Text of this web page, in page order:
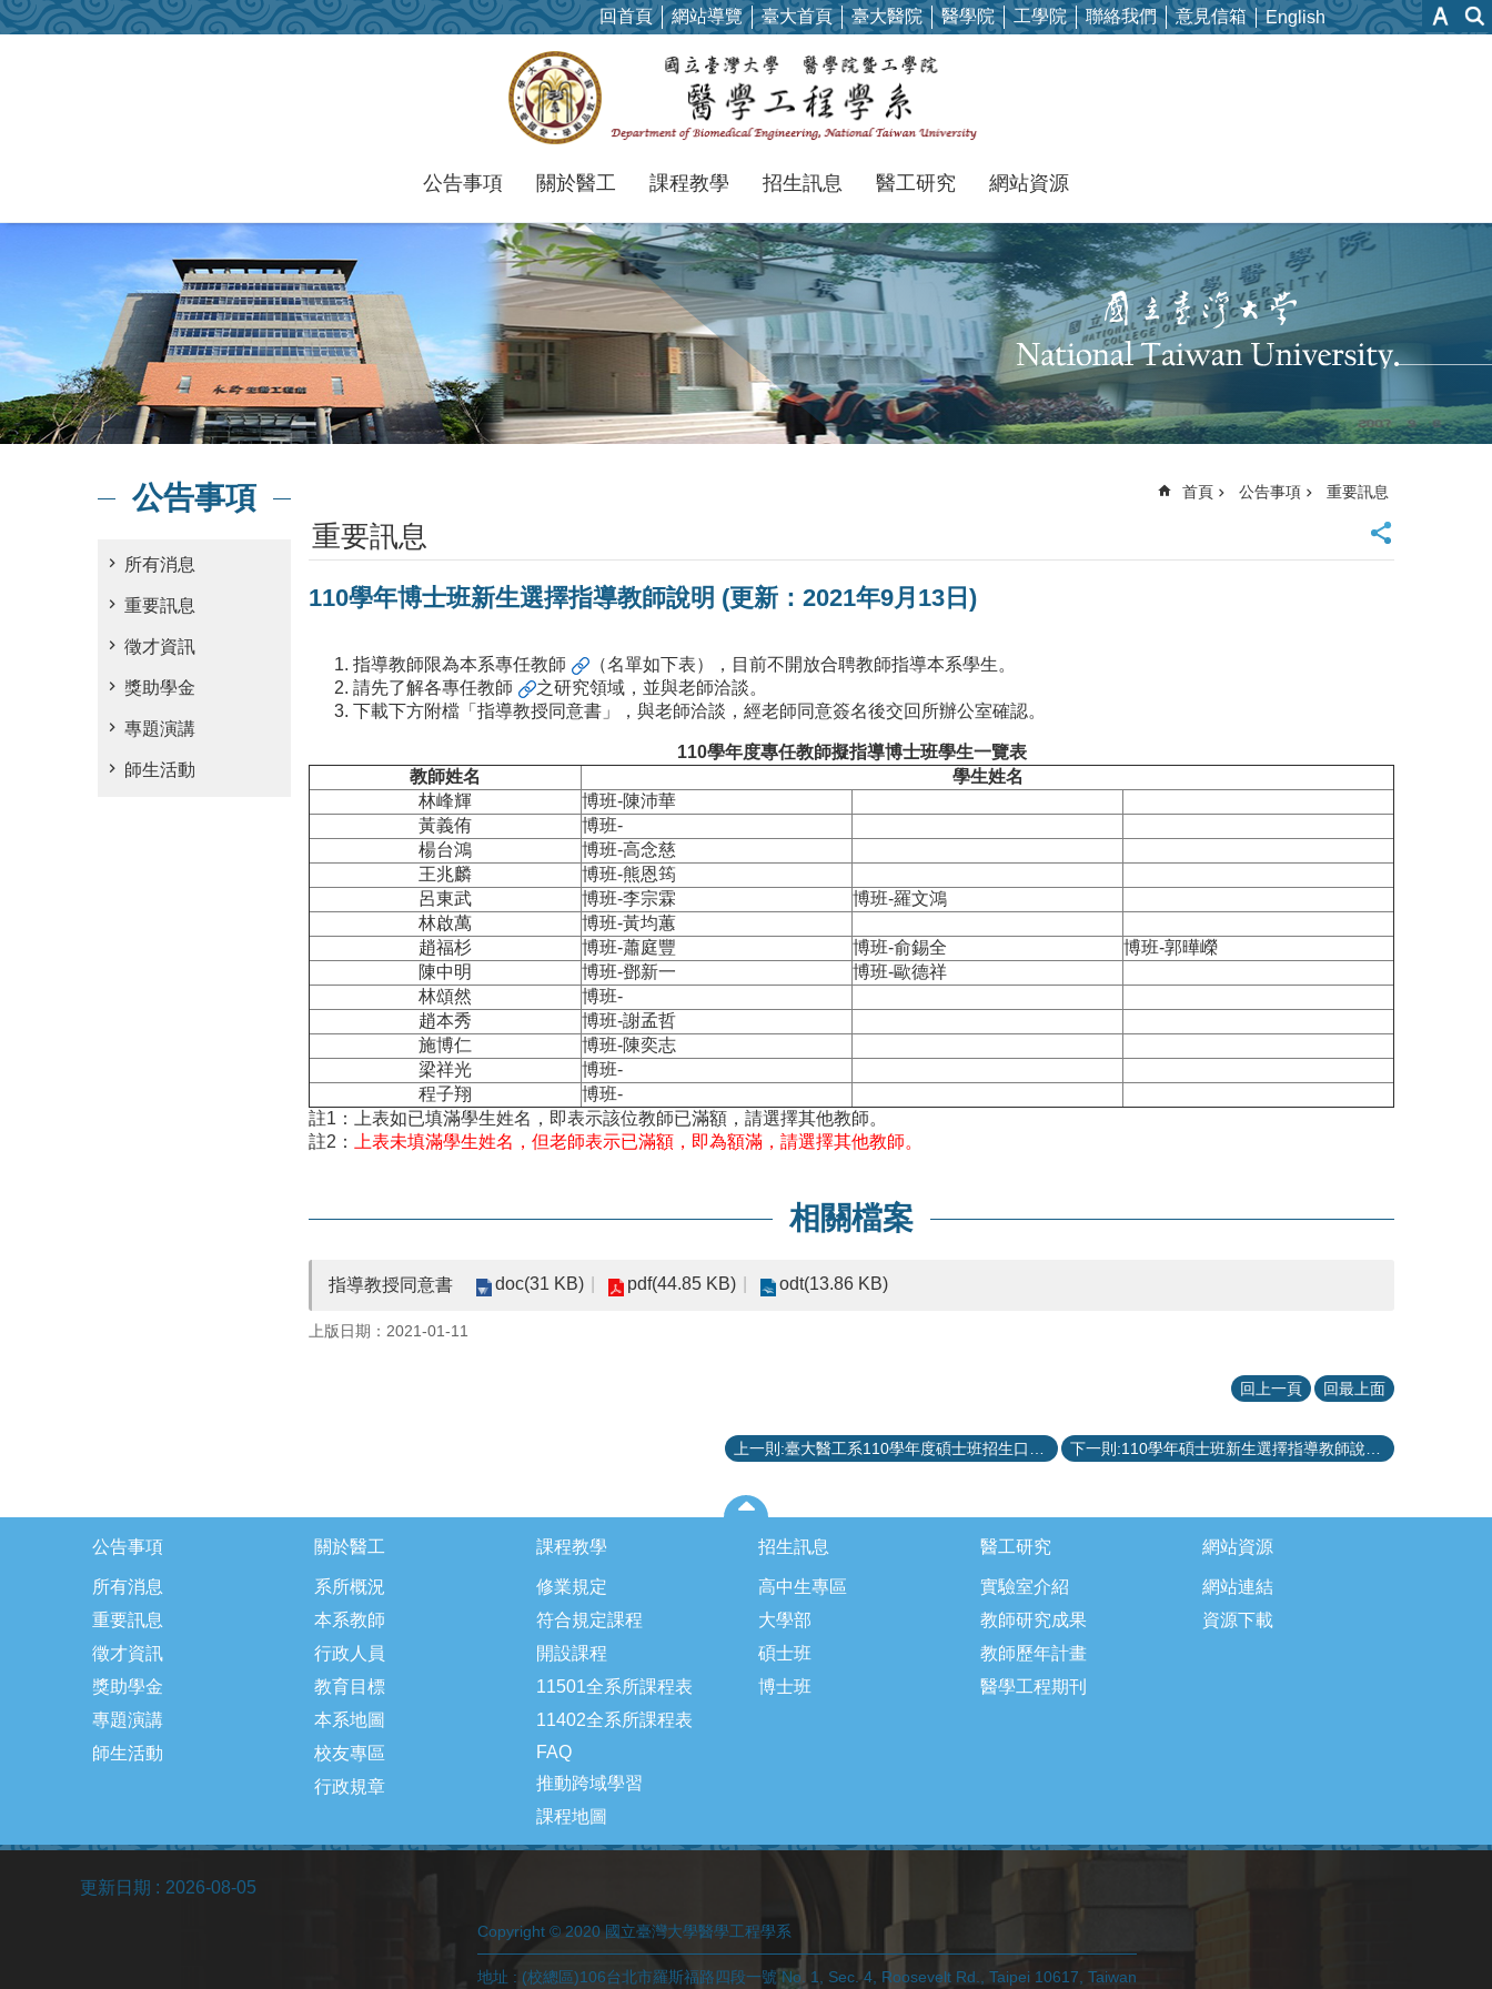
跳到主要內容區塊 回首頁 網站導覽 臺大首頁 臺大醫院 醫學院 工學院 聯絡我們 意見信箱 English
公告事項 關於醫工 課程教學 招生訊息 醫工研究 網站資源
公告事項
所有消息
重要訊息
徵才資訊
獎助學金
專題演講
師生活動
首頁 公告事項 重要訊息
重要訊息
110學年博士班新生選擇指導教師說明 (更新：2021年9月13日)
指導教師限為本系專任教師
（名單如下表），目前不開放合聘教師指導本系學生。
請先了解各專任教師
之研究領域，並與老師洽談。
下載下方附檔「指導教授同意書」，與老師洽談，經老師同意簽名後交回所辦公室確認。
110學年度專任教師擬指導博士班學生一覽表
教師姓名
學生姓名
林峰輝
博班-陳沛華
黃義侑
博班-
楊台鴻
博班-高念慈
王兆麟
博班-熊恩筠
呂東武
博班-李宗霖
博班-羅文鴻
林啟萬
博班-黃均蕙
趙福杉
博班-蕭庭豐 博班-俞錫全
博班-郭曄嶸
陳中明
博班-鄧新一
博班-歐德祥
林頌然
博班-
趙本秀
博班-謝孟哲
施博仁
博班-陳奕志
梁祥光
博班-
程子翔
博班-
註1：上表如已填滿學生姓名，即表示該位教師已滿額，請選擇其他教師。
註2：
上表未填滿學生姓名，但老師表示已滿額，即為額滿，請選擇其他教師。
相關檔案
指導教授同意書 doc(31 KB) pdf(44.85 KB) odt(13.86 KB)
上版日期：2021-01-11
回上一頁 回最上面
公告事項
所有消息
重要訊息
徵才資訊
獎助學金
專題演講
師生活動
關於醫工
系所概況
本系教師
行政人員
教育目標
本系地圖
校友專區
行政規章
課程教學
修業規定
符合規定課程
開設課程
11501全系所課程表
11402全系所課程表
FAQ
推動跨域學習
課程地圖
招生訊息
高中生專區
大學部
碩士班
博士班
醫工研究
實驗室介紹
教師研究成果
教師歷年計畫
醫學工程期刊
網站資源
網站連結
資源下載
更新日期 2026-08-05
Copyright © 2020 國立臺灣大學醫學工程學系
地址 : (校總區)106台北市羅斯福路四段一號 No. 1, Sec. 4, Roosevelt Rd., Taipei 10617, Taiwan